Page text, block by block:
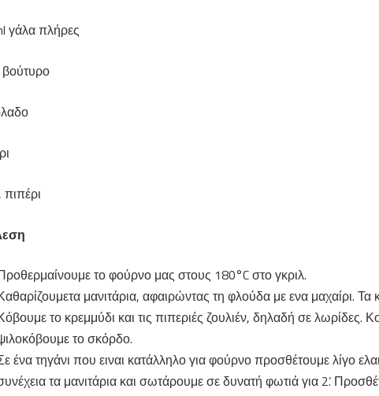
γάλα πλήρες
πιπέρι
το φούρνο μας στους 180°C στο γκριλ.
μανιτάρια, αφαιρώντας τη φλούδα με ενα μαχαίρι. Τα
το κρεμμύδι και τις πιπεριές ζουλιέν, δηλαδή σε λωρίδες.
το σκόρδο.
ένα τηγάνι που ειναι κατάλληλο για φούρνο προσθέτουμε λίγο
τα μανιτάρια και σωτάρουμε σε δυνατή φωτιά για 2’.